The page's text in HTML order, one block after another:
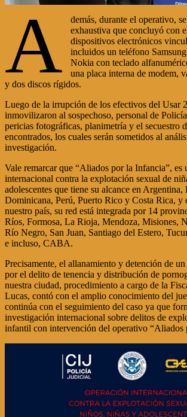
A
demás, durante el operativo,
exhaustiva que concluyó con
dispositivos electrónicos
incluidos un teléfono
Nokia con teclado
una placa interna de modem,
y dos discos rígidos.
Luego de la irrupción de los efectivos del Usar
inmovilizaron al sospechoso, personal de
pericias fotográficas, planimetría y el secuestro
encontrados, los cuales serán sometidos al
investigación.
Vale remarcar que “Aliados por la Infancia”, es
internacional contra la explotación sexual de
adolescentes que tiene su alcance en Argentina,
Dominicana, Perú, Puerto Rico y Costa Rica, y
nuestro país, su red está integrada por 14
Ríos, Formosa, La Rioja, Mendoza, Misiones,
Río Negro, San Juan, Santiago del Estero,
e incluso, CABA.
Precisamente, el allanamiento y detención de
por el delito de tenencia y distribución de
nuestra ciudad, procedimiento a cargo de la
Lucas, contó con el amplio conocimiento del
continúa con el seguimiento del caso ya que
investigación internacional sobre delitos de
infantil con intervención del operativo “Aliados